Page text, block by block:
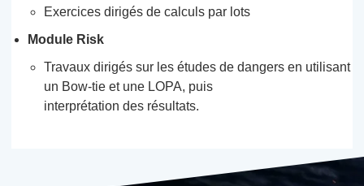
Exercices dirigés de calculs par lots
Module Risk
Travaux dirigés sur les études de dangers en utilisant
un Bow-tie et une LOPA, puis
interprétation des résultats.